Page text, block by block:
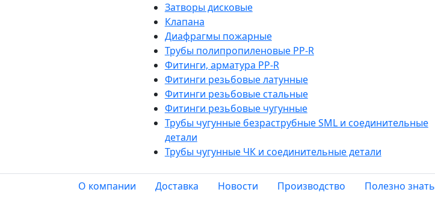
Затворы дисковые
Клапана
Диафрагмы пожарные
Трубы полипропиленовые PP-R
Фитинги, арматура PP-R
Фитинги резьбовые латунные
Фитинги резьбовые стальные
Фитинги резьбовые чугунные
Трубы чугунные безраструбные SML и соединительные
детали
Трубы чугунные ЧК и соединительные детали
О компании Доставка Новости Производство Полезно знать